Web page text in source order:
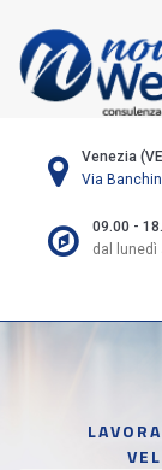
Venezia
Via
09.00 -
dal lunedì